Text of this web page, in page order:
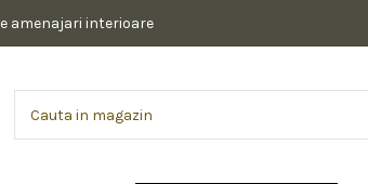
amenajari interioare